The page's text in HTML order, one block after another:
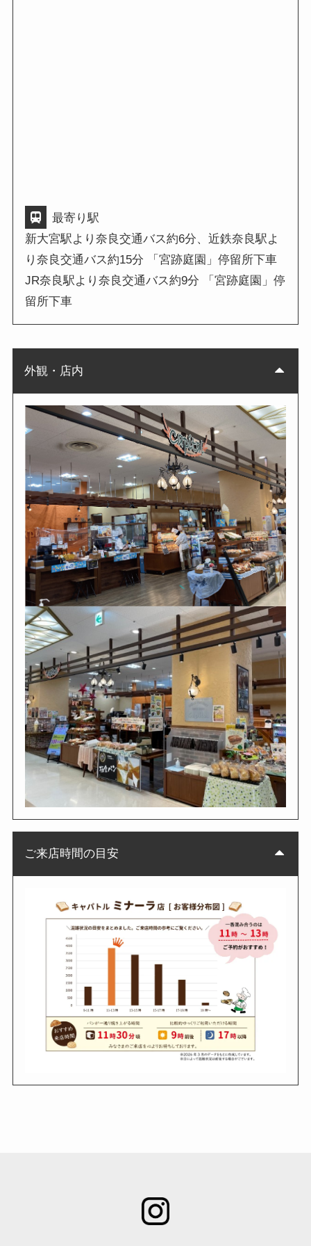
最寄り駅
新大宮駅より奈良交通バス約6分、近鉄奈良駅よ
り奈良交通バス約15分 「宮跡庭園」停留所下車
JR奈良駅より奈良交通バス約9分 「宮跡庭園」停
留所下車
外観・店内
ご来店時間の目安